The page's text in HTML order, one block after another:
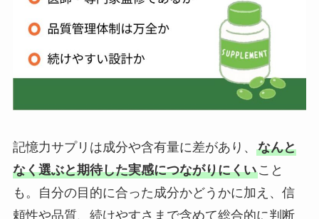
記憶力サプリは成分や含有量に差があり、 なんと
なく選ぶと期待した実感につながりにくいこと
も。自分の目的に合った成分かどうかに加え、信
頼性や品質、続けやすさまで含めて総合的に判断